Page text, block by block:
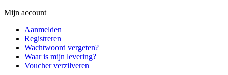
Mijn account
Aanmelden
Registreren
Wachtwoord vergeten?
Waar is mijn levering?
Voucher verzilveren